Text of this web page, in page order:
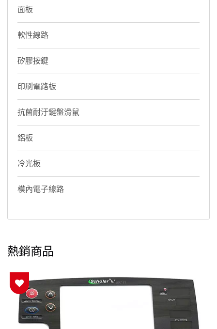
面板
軟性線路
矽膠按鍵
印刷電路板
抗菌耐汙鍵盤滑鼠
鋁板
冷光板
模內電子線路
熱銷商品